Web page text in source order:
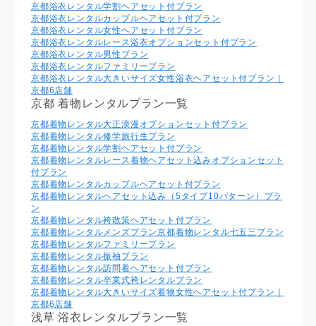
京都浴衣レンタル学割ヘアセット付プラン
京都浴衣レンタルカップルヘアセット付プラン
京都浴衣レンタル⼥性ヘアセット付プラン
京都浴衣レンタルレース浴衣オプションセット付プラン
京都浴衣レンタル男性プラン
京都浴衣レンタルファミリープラン
京都浴衣レンタル大きいサイズ女性浴衣ヘアセット付プラン｜
京都6店舗
京都 着物レンタルプラン一覧
京都着物レンタル大正浪漫オプションセット付プラン
京都着物レンタル修学旅行生プラン
京都着物レンタル学割ヘアセット付プラン
京都着物レンタルレース着物ヘアセット込みオプションセット
付プラン
京都着物レンタルカップルヘアセット付プラン
京都着物レンタルヘアセット込み（5タイプ10パターン）プラ
ン
京都着物レンタル袴散策ヘアセット付プラン
京都着物レンタルメンズプラン京都着物レンタル七五三プラン
京都着物レンタルファミリープラン
京都着物レンタル振袖プラン
京都着物レンタル訪問着ヘアセット付プラン
京都着物レンタル卒業式袴レンタルプラン
京都着物レンタル大きいサイズ着物女性ヘアセット付プラン｜
京都6店舗
浅草 浴衣レンタルプラン一覧